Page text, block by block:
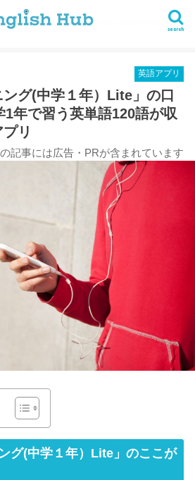
search
リ
」の口コミ・評判 - 中学1年で習う英単語120語が収録さ
英語アプリ
ング(中学１年）Lite」の口
1年で習う英単語120語が収
リ
記事には広告・PRが含まれています
グ(中学１年）Lite」のここが